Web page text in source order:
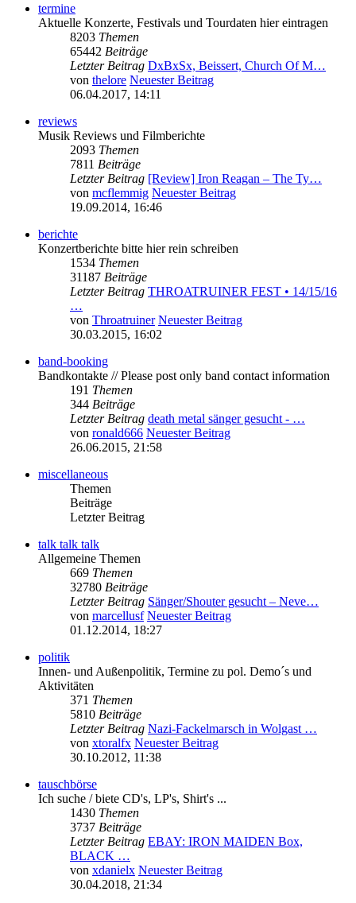
termine
Aktuelle Konzerte, Festivals und Tourdaten hier eintragen
8203 Themen
65442 Beiträge
Letzter Beitrag DxBxSx, Beissert, Church Of M…
von thelore Neuester Beitrag
06.04.2017, 14:11
reviews
Musik Reviews und Filmberichte
2093 Themen
7811 Beiträge
Letzter Beitrag [Review] Iron Reagan – The Ty…
von mcflemmig Neuester Beitrag
19.09.2014, 16:46
berichte
Konzertberichte bitte hier rein schreiben
1534 Themen
31187 Beiträge
Letzter Beitrag THROATRUINER FEST • 14/15/16
…
von Throatruiner Neuester Beitrag
30.03.2015, 16:02
band-booking
Bandkontakte // Please post only band contact information
191 Themen
344 Beiträge
Letzter Beitrag death metal sänger gesucht - …
von ronald666 Neuester Beitrag
26.06.2015, 21:58
miscellaneous
Themen
Beiträge
Letzter Beitrag
talk talk talk
Allgemeine Themen
669 Themen
32780 Beiträge
Letzter Beitrag Sänger/Shouter gesucht – Neve…
von marcellusf Neuester Beitrag
01.12.2014, 18:27
politik
Innen- und Außenpolitik, Termine zu pol. Demo´s und
Aktivitäten
371 Themen
5810 Beiträge
Letzter Beitrag Nazi-Fackelmarsch in Wolgast …
von xtoralfx Neuester Beitrag
30.10.2012, 11:38
tauschbörse
Ich suche / biete CD's, LP's, Shirt's ...
1430 Themen
3737 Beiträge
Letzter Beitrag EBAY: IRON MAIDEN Box,
BLACK …
von xdanielx Neuester Beitrag
30.04.2018, 21:34